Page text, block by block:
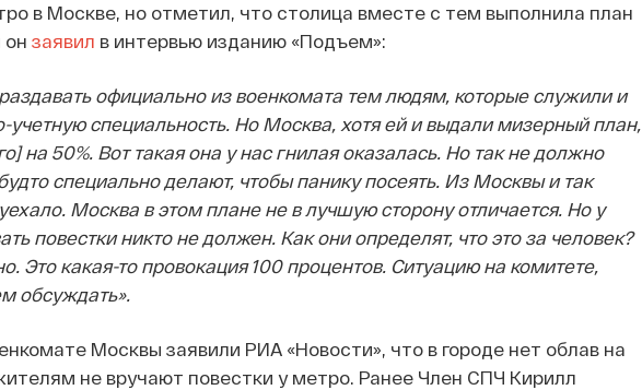
в Москве, но отметил, что столица вместе с тем выполнила план
он заявил в интервью изданию «Подъем»:
официально из военкомата тем людям, которые служили и
учетную специальность. Но Москва, хотя ей и выдали мизерный план,
на 50%. Вот такая она у нас гнилая оказалась. Но так не должно
специально делают, чтобы панику посеять. Из Москвы и так
Москва в этом плане не в лучшую сторону отличается. Но у
повестки никто не должен. Как они определят, что это за человек?
Это какая-то провокация 100 процентов. Ситуацию на комитете,
обсуждать».
Москвы заявили РИА «Новости», что в городе нет облав на
не вручают повестки у метро. Ранее Член СПЧ Кирилл